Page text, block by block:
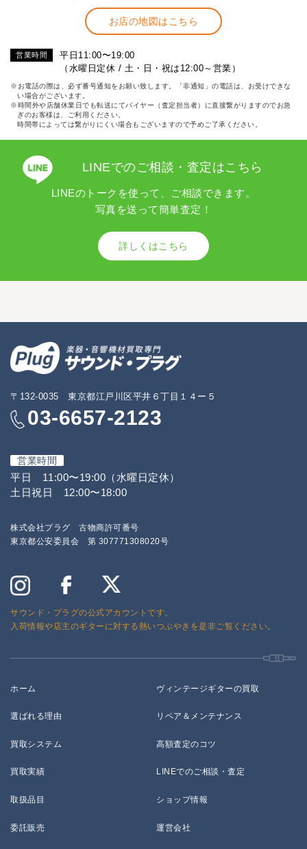
お店の地図はこちら
営業時間
平日11:00〜19:00
（水曜日定休 / 土・日・祝は12:00～営業）
※お電話の際は、必ず番号通知をお願い致します。「非通知」の電話は、お受けできな
い場合がございます。
※時間外や店舗休業日でも転送にてバイヤー（査定担当者）に直接繋がりますのでお急
ぎのお客様は、ご利用ください。
時間帯によっては繋がりにくい場合もございますので予めご了承ください。
LINEでのご相談・査定はこちら
LINEのトークを使って、ご相談できます。
写真を送って簡単査定！
詳しくはこちら
〒132-0035 東京都江戸川区平井６丁目１４ー５
03-6657-2123
営業時間
平日 11:00〜19:00（水曜日定休）
土日祝日 12:00〜18:00
株式会社プラグ 古物商許可番号
東京都公安委員会 第 307771308020号
サウンド・プラグの公式アカウントです。
入荷情報や店主のギターに対する熱いつぶやきを是非ご覧ください。
ホーム
選ばれる理由
買取システム
買取実績
取扱品目
委託販売
ヴィンテージギターの買取
リペア＆メンテナンス
高額査定のコツ
LINEでのご相談・査定
ショップ情報
運営会社